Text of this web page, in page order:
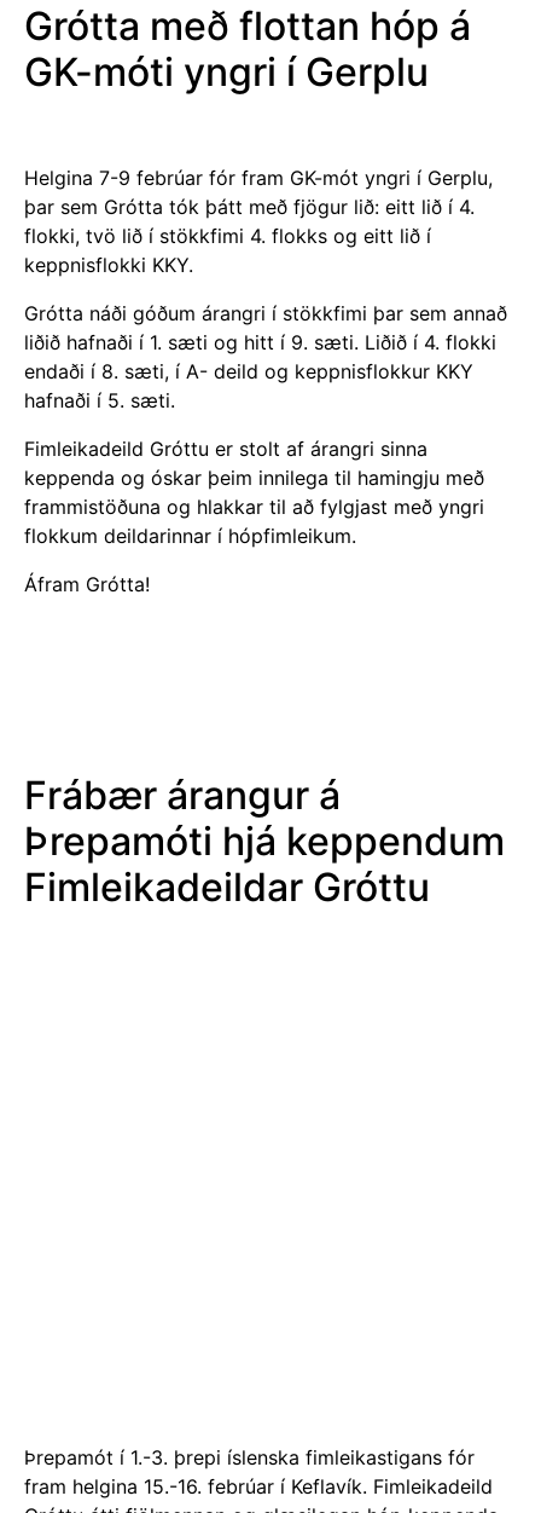
Grótta með flottan hóp á
GK-móti yngri í Gerplu
Helgina 7-9 febrúar fór fram GK-mót yngri í Gerplu,
þar sem Grótta tók þátt með fjögur lið: eitt lið í 4.
flokki, tvö lið í stökkfimi 4. flokks og eitt lið í
keppnisflokki KKY.
Grótta náði góðum árangri í stökkfimi þar sem annað
liðið hafnaði í 1. sæti og hitt í 9. sæti. Liðið í 4. flokki
endaði í 8. sæti, í A- deild og keppnisflokkur KKY
hafnaði í 5. sæti.
Fimleikadeild Gróttu er stolt af árangri sinna
keppenda og óskar þeim innilega til hamingju með
frammistöðuna og hlakkar til að fylgjast með yngri
flokkum deildarinnar í hópfimleikum.
Áfram Grótta!
Frábær árangur á
Þrepamóti hjá keppendum
Fimleikadeildar Gróttu
Í 3. þrepi stúlkna 12 ára, fékk Hugrún Anna